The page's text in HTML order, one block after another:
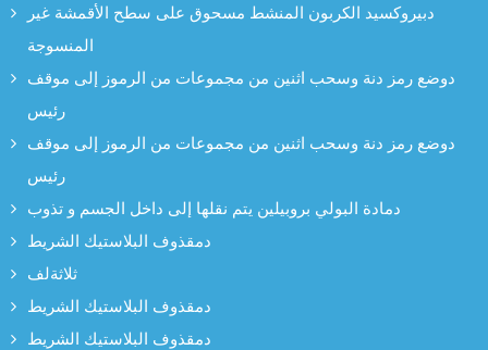
دبيروكسيد الكربون المنشط مسحوق على سطح الأقمشة غير
المنسوجة
دوضع رمز دنة وسحب اثنين من مجموعات من الرموز إلى موقف
رئيس
دوضع رمز دنة وسحب اثنين من مجموعات من الرموز إلى موقف
رئيس
دمادة البولي بروبيلين يتم نقلها إلى داخل الجسم و تذوب
دمقذوف البلاستيك الشريط
ثلاثةلف
دمقذوف البلاستيك الشريط
دمقذوف البلاستيك الشريط